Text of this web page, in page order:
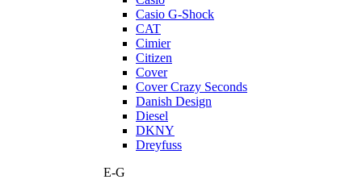
Casio G-Shock
CAT
Cimier
Citizen
Cover
Cover Crazy Seconds
Danish Design
Diesel
DKNY
Dreyfuss
E-G